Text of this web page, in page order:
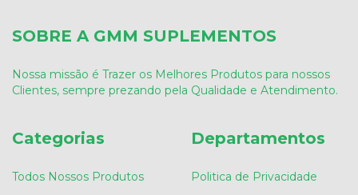
SOBRE A GMM SUPLEMENTOS
Nossa missão é Trazer os Melhores Produtos para nossos
Clientes, sempre prezando pela Qualidade e Atendimento.
Categorias
Todos Nossos Produtos
Departamentos
Politica de Privacidade